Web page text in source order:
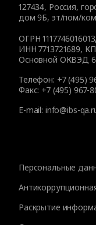
127434, Россия,
дом 9Б, эт/пом/
ОГРН 1117746016013,
ИНН 7713721689,
Основной ОКВЭД
Телефон: +7 (495)
Факс: +7 (495) 967-
E-mail: info@ibs-
Персональные
Раскрытие